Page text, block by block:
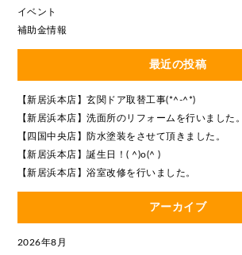
イベント
補助金情報
最近の投稿
【新居浜本店】玄関ドア取替工事(*^-^*)
【新居浜本店】洗面所のリフォームを行いました。
【四国中央店】防水塗装をさせて頂きました。
【新居浜本店】誕生日！( ^)o(^ )
【新居浜本店】浴室改修を行いました。
アーカイブ
2026年8月